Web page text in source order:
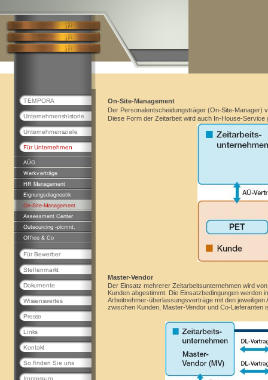
On-Site-Management
Der Personalentscheidungsträger (On-Site-Manager)
Diese Form der Zeitarbeit wird auch In-House-Service
Master-Vendor
Der Einsatz mehrerer Zeitarbeitsunternehmen wird
Kunden abgestimmt. Die Einsatzbedingungen werden
Arbeitnehmer-überlassungsverträge mit den
zwischen Kunden, Master-Vendor und Co-Lieferanten